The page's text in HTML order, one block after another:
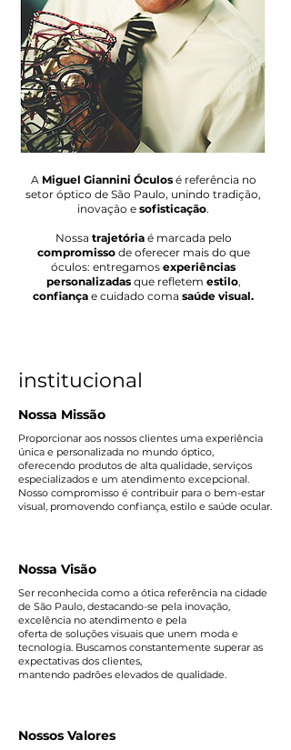
A Miguel Giannini Óculosé referência no
setor óptico de São Paulo, unindo tradição,
inovação e sofisticação.
Nossa trajetória é marcada pelo
compromisso de oferecer mais do que
óculos: entregamos experiências
personalizadas que refletem estilo,
confiança e cuidado coma saúde visual.
institucional
Nossa Missão
Proporcionar aos nossos clientes uma experiência
única e personalizada no mundo óptico,
oferecendo produtos de alta qualidade, serviços
especializados e um atendimento excepcional.
Nosso compromisso é contribuir para o bem-estar
visual, promovendo confiança, estilo e saúde ocular.
Nossa Visão
Ser reconhecida como a ótica referência na cidade
de São Paulo, destacando-se pela inovação,
excelência no atendimento e pela
oferta de soluções visuais que unem moda e
tecnologia. Buscamos constantemente superar as
expectativas dos clientes,
mantendo padrões elevados de qualidade.
Nossos Valores